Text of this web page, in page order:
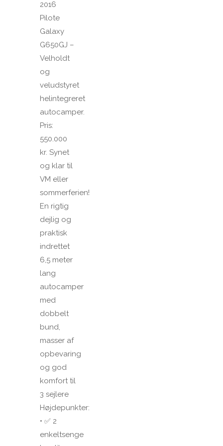
2016
Pilote
Galaxy
G650GJ –
Velholdt
og
veludstyret
helintegreret
autocamper.
Pris:
550.000
kr. Synet
og klar til
VM eller
sommerferien!
En rigtig
dejlig og
praktisk
indrettet
6,5 meter
lang
autocamper
med
dobbelt
bund,
masser af
opbevaring
og god
komfort til
3 sejlere
Højdepunkter:
• ✅ 2
enkeltsenge